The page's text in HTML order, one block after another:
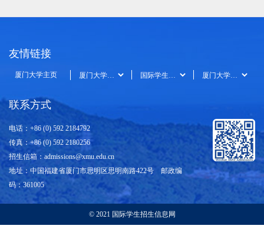
友情链接
厦门大学主页
联系方式
电话：+86 (0) 592 2184792
传真：+86 (0) 592 2180256
招生信箱： admissions@xmu.edu.cn
地址：中国福建省厦门市思明区思明南路422号 邮政编
码：361005
© 2021 国际学生招生信息网